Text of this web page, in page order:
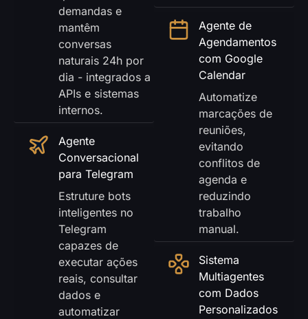
demandas e
mantêm
conversas
naturais 24h por
dia - integrados a
APIs e sistemas
internos.
Agente
Conversacional
para Telegram
Estruture bots
inteligentes no
Telegram
capazes de
executar ações
reais, consultar
dados e
automatizar
Agente de
Agendamentos
com Google
Calendar
Automatize
marcações de
reuniões,
evitando
conflitos de
agenda e
reduzindo
trabalho
manual.
Sistema
Multiagentes
com Dados
Personalizados